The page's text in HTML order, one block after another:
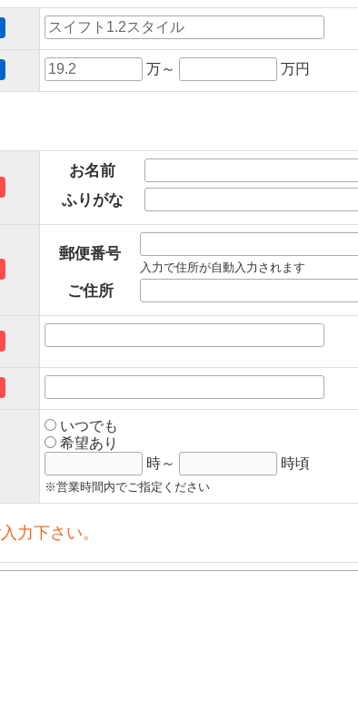
万～ 万円
お名前
ふりがな
郵便番号
入力で住所が自動入力されます
ご住所
いつでも
希望あり
時～
時頃
※営業時間内でご指定ください
力下さい。